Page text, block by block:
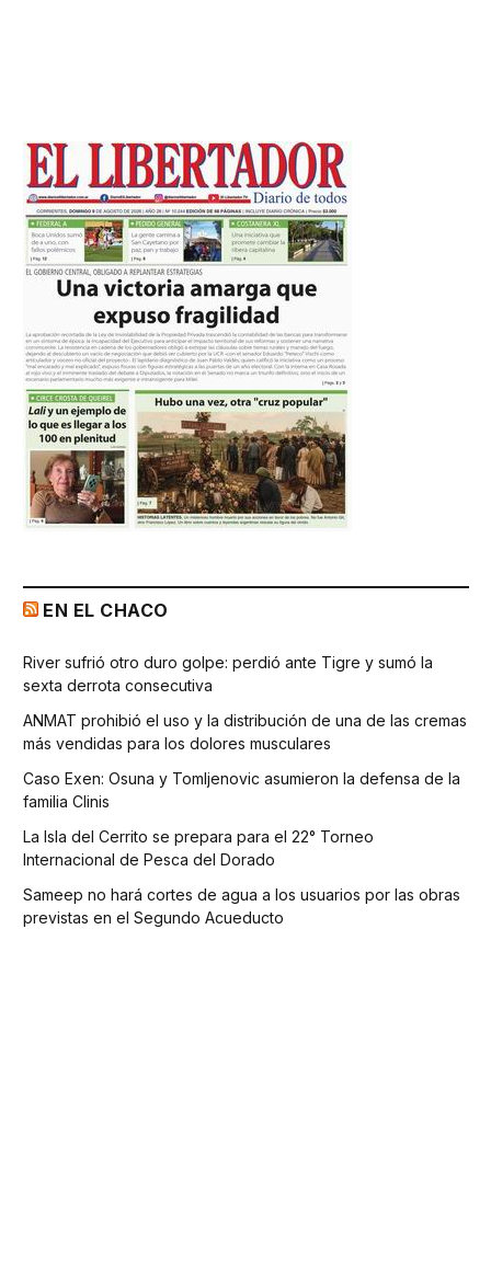
EN EL CHACO
River sufrió otro duro golpe: perdió ante Tigre y sumó la
sexta derrota consecutiva
ANMAT prohibió el uso y la distribución de una de las cremas
más vendidas para los dolores musculares
Caso Exen: Osuna y Tomljenovic asumieron la defensa de la
familia Clinis
La Isla del Cerrito se prepara para el 22° Torneo
Internacional de Pesca del Dorado
Sameep no hará cortes de agua a los usuarios por las obras
previstas en el Segundo Acueducto